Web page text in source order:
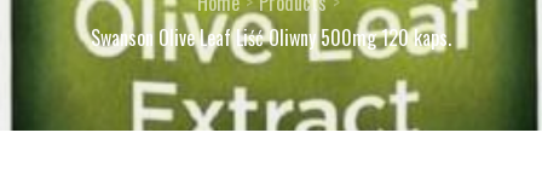
Swanson Olive Leaf Liść Oliwny 500mg 120 kaps.